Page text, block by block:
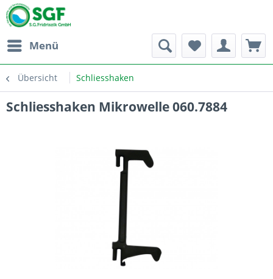
Menü
Übersicht Schliesshaken
Schliesshaken Mikrowelle 060.7884